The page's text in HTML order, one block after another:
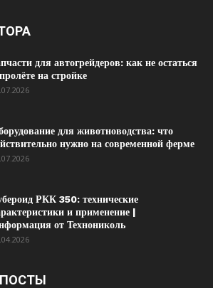
для автогрейдеров: как не остаться
на стройке
для животноводства: что
нужно на современной ферме
РКК 350: технические
и применение |
от Технониколь